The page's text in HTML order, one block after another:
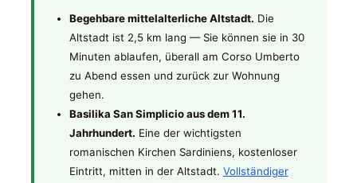
Begehbare mittelalterliche Altstadt. Die
Altstadt ist 2,5 km lang — Sie können sie in 30
Minuten ablaufen, überall am Corso Umberto
zu Abend essen und zurück zur Wohnung
gehen.
Basilika San Simplicio aus dem 11.
Jahrhundert. Eine der wichtigsten
romanischen Kirchen Sardiniens, kostenloser
Eintritt, mitten in der Altstadt. Vollständiger